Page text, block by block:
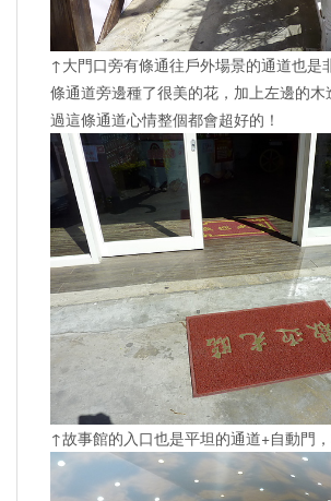
↑大門口旁有條通往戶外場景的通道也是
條通道旁邊種了很美的花，加上左邊的木
過這條通道心情整個都會超好的！
↑故事館的入口也是平坦的通道+自動門，